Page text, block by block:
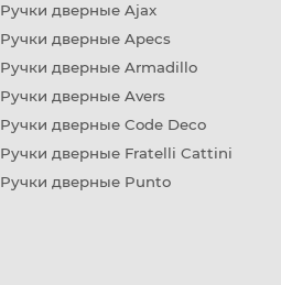
Ручки дверные Ajax
Ручки дверные Apecs
Ручки дверные Armadillo
Ручки дверные Avers
Ручки дверные Code Deco
Ручки дверные Fratelli Cattini
Ручки дверные Punto